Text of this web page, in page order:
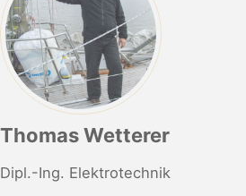
Thomas Wetterer
Dipl.-Ing. Elektrotechnik